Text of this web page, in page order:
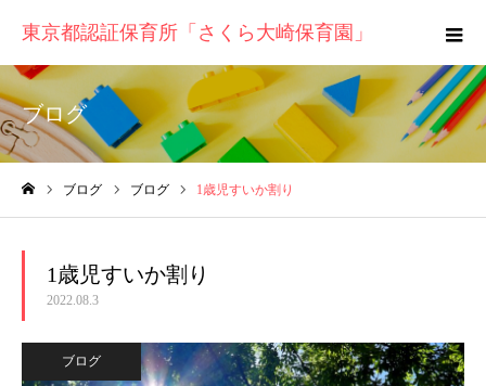
東京都認証保育所「さくら大崎保育園」
ブログ
ブログ ブログ 1歳児すいか割り
1歳児すいか割り
2022.08.3
ブログ